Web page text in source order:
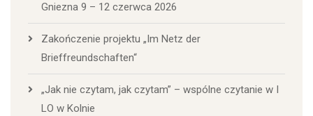
Gniezna 9 – 12 czerwca 2026
Zakończenie projektu „Im Netz der
Brieffreundschaften“
„Jak nie czytam, jak czytam” – wspólne czytanie w I
LO w Kolnie